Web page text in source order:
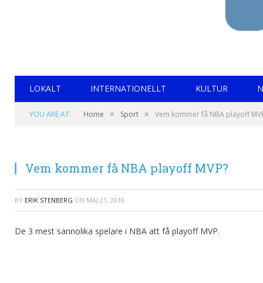
LOKALT INTERNATIONELLT KULTUR
YOU ARE AT: Home » Sport » Vem kommer få NBA playoff
Vem kommer få NBA playoff MVP?
BY ERIK STENBERG ON MAJ 21, 2018
De 3 mest sannolika spelare i NBA att få playoff MVP.